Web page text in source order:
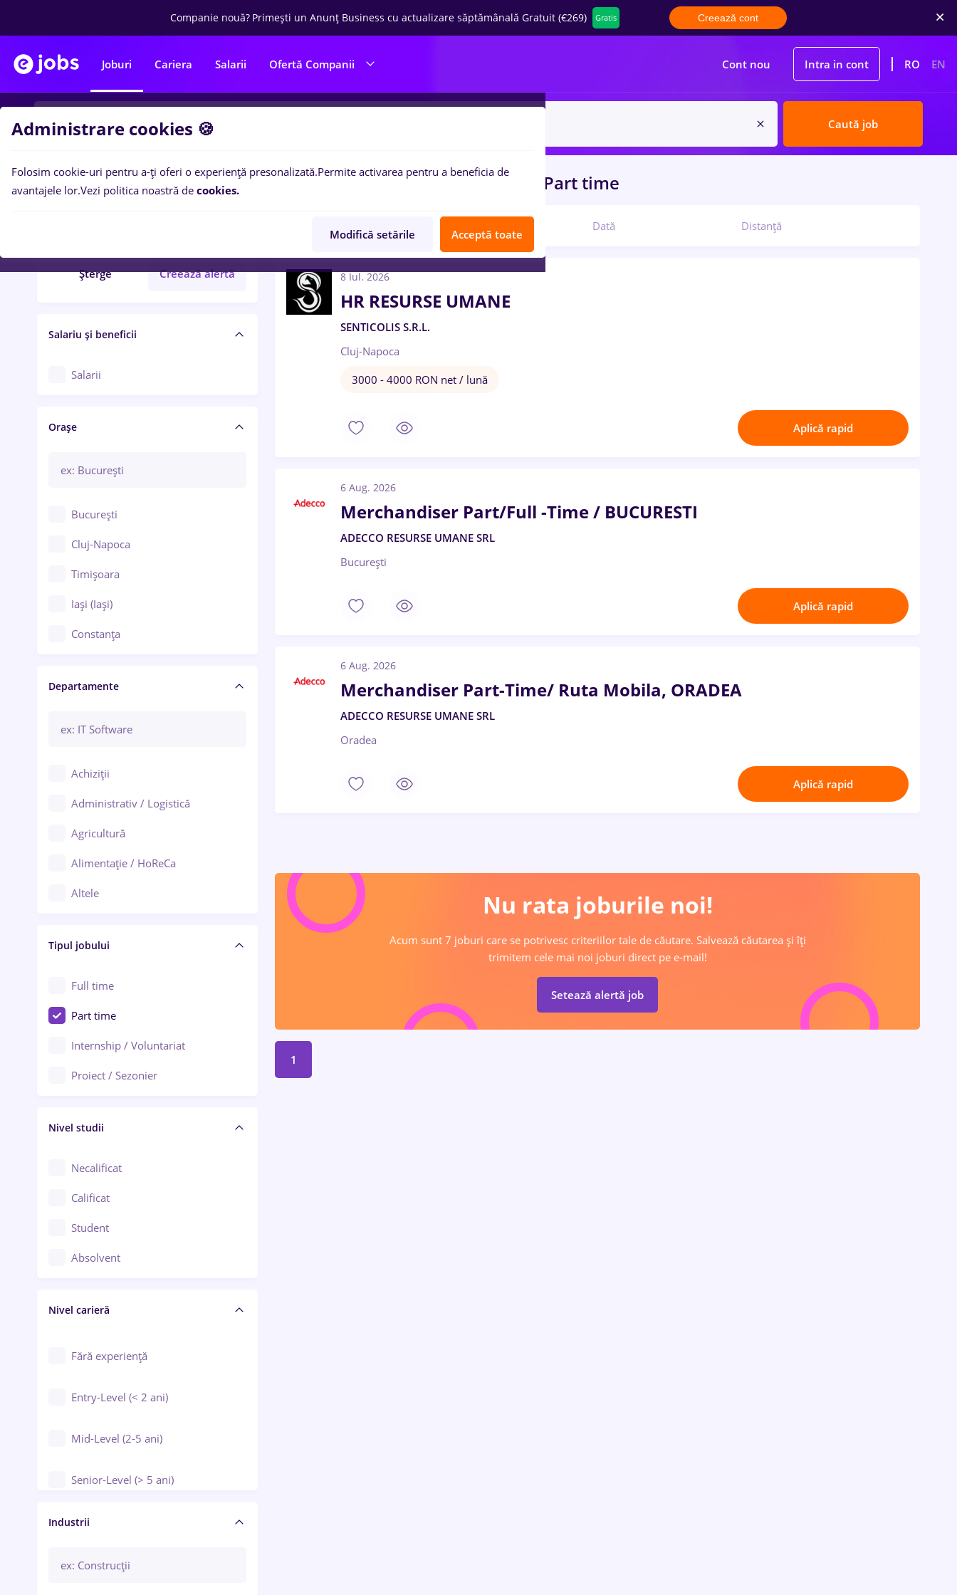
Companie nouă? Primești un Anunț Business cu actualizare săptămânală Gratuit (€269) Gratis Creează cont
Joburi Cariera Salarii Ofertă Companii Cont nou Intra in cont RO EN
Caută job
Filtre
Șterge Creează alertă
Salariu și beneficii
Salarii
Orașe
București
Cluj-Napoca
Timișoara
Iași (Iași)
Constanța
Brașov
Bacău
Galați (Galați)
Ploiești
Arad
Baia Mare
Bârlad
Bistrița (Bistrița-Năsăud)
Departamente
Achiziții
Administrativ / Logistică
Agricultură
Alimentație / HoReCa
Altele
Asigurări
Au pair / Babysitter / Curățenie
Audit / Consultanță
Auto / Echipamente
Automatizări
Cercetare - dezvoltare
Chimie / Biochimie
Confecții / Design vestimentar
Construcții / Instalații
Controlul calității
Educație / Training / Arte
Tipul jobului
Full time
Part time
Internship / Voluntariat
Proiect / Sezonier
Nivel studii
Necalificat
Calificat
Student
Absolvent
Nivel carieră
Fără experiență
Entry-Level (< 2 ani)
Mid-Level (2-5 ani)
Senior-Level (> 5 ani)
Manager / Executiv
Industrii
7locuri de muncaresurs umane, Part time
Dată Distanță
8 Iul. 2026
HR RESURSE UMANE
SENTICOLIS S.R.L.
Cluj-Napoca
3000 - 4000 RON net / lună
Aplică rapid
6 Aug. 2026
Merchandiser Part/Full -Time / BUCURESTI
ADECCO RESURSE UMANE SRL
București
Aplică rapid
6 Aug. 2026
Merchandiser Part-Time/ Ruta Mobila, ORADEA
ADECCO RESURSE UMANE SRL
Oradea
Aplică rapid
Nu rata joburile noi!
Acum sunt 7 joburi care se potrivesc criteriilor tale de căutare. Salvează căutarea și îți
trimitem cele mai noi joburi direct pe e-mail!
Setează alertă job
1
Administrare cookies 🍪
Folosim cookie-uri pentru a-ți oferi o experiență presonalizată.Permite activarea pentru a beneficia de
avantajele lor.Vezi politica noastră de cookies.
Modifică setările Acceptă toate